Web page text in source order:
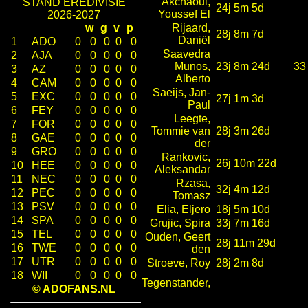
STAND EREDIVISIE
2026-2027
w g v
p
1
ADO 0 0 0 0
0
2
AJA 0 0 0 0
0
3
AZ 0 0 0 0
0
4
CAM 0 0 0 0
0
5
EXC 0 0 0 0
0
6
FEY 0 0 0 0
0
7
FOR 0 0 0 0
0
8
GAE 0 0 0 0
0
9
GRO 0 0 0 0
0
10
HEE 0 0 0 0
0
11
NEC 0 0 0 0
0
12
PEC 0 0 0 0
0
13
PSV 0 0 0 0
0
14
SPA 0 0 0 0
0
15
TEL 0 0 0 0
0
16
TWE 0 0 0 0
0
17
UTR 0 0 0 0
0
18
WII 0 0 0 0
0
© ADOFANS.NL
Youssef El
24j 5m 5d
Rijaard,
Daniël
28j 8m 7d
Saavedra
Munos,
Alberto
23j 8m 24d 33
Saeijs, Jan-
Paul
27j 1m 3d
Leegte,
Tommie van
der
28j 3m 26d
Rankovic,
Aleksandar
26j 10m 22d
Rzasa,
Tomasz
32j 4m 12d
Elia, Eljero 18j 5m 10d
Grujic, Spira 33j 7m 16d
Ouden, Geert
den
28j 11m 29d
Stroeve, Roy 28j 2m 8d
Tegenstander,